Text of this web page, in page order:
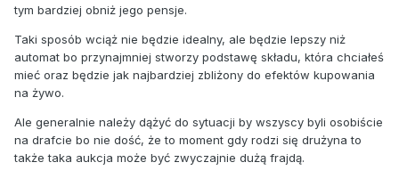
tym bardziej obniż jego pensje.
Taki sposób wciąż nie będzie idealny, ale będzie lepszy niż
automat bo przynajmniej stworzy podstawę składu, która chciałeś
mieć oraz będzie jak najbardziej zbliżony do efektów kupowania
na żywo.
Ale generalnie należy dążyć do sytuacji by wszyscy byli osobiście
na drafcie bo nie dość, że to moment gdy rodzi się drużyna to
także taka aukcja może być zwyczajnie dużą frajdą.